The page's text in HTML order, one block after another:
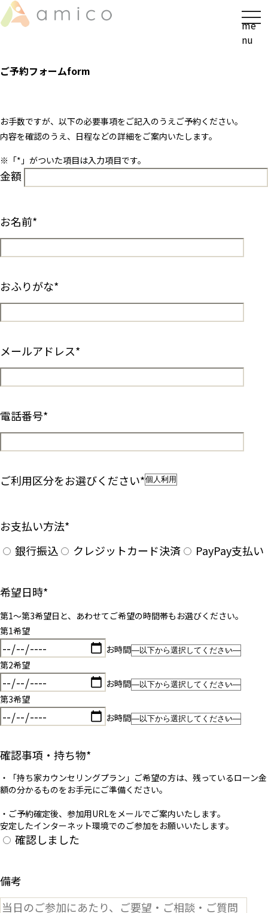
t
o
g
t
me
nu
ご予約フォームform
お手数ですが、以下の必要事項をご記入のうえご予約ください。
内容を確認のうえ、日程などの詳細をご案内いたします。
※「* 」がついた項目は入力項目です。
金額
お名前*
おふりがな*
メールアドレス*
電話番号*
ご利用区分をお選びください*
お支払い方法*
銀行振込
クレジットカード決済 PayPay支払い
希望日時*
第1〜第3希望日と、あわせてご希望の時間帯もお選びください。
第1希望
お時間
第2希望
お時間
第3希望
お時間
確認事項・持ち物*
・「持ち家カウンセリングプラン」ご希望の方は、残っているローン金
額の分かるものをお手元にご準備ください。
・ご予約確定後、参加用URLをメールでご案内いたします。
安定したインターネット環境でのご参加をお願いいたします。
確認しました
備考